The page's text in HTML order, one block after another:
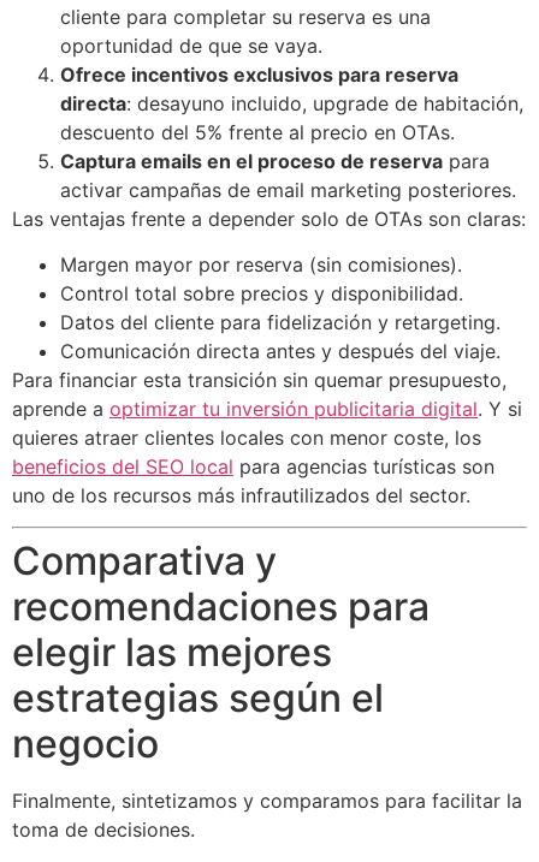
cliente para completar su reserva es una
oportunidad de que se vaya.
Ofrece incentivos exclusivos para reserva
directa: desayuno incluido, upgrade de habitación,
descuento del 5% frente al precio en OTAs.
Captura emails en el proceso de reserva para
activar campañas de email marketing posteriores.
Las ventajas frente a depender solo de OTAs son claras:
Margen mayor por reserva (sin comisiones).
Control total sobre precios y disponibilidad.
Datos del cliente para fidelización y retargeting.
Comunicación directa antes y después del viaje.
Para financiar esta transición sin quemar presupuesto,
aprende a optimizar tu inversión publicitaria digital. Y si
quieres atraer clientes locales con menor coste, los
beneficios del SEO local para agencias turísticas son
uno de los recursos más infrautilizados del sector.
Comparativa y
recomendaciones para
elegir las mejores
estrategias según el
negocio
Finalmente, sintetizamos y comparamos para facilitar la
toma de decisiones.